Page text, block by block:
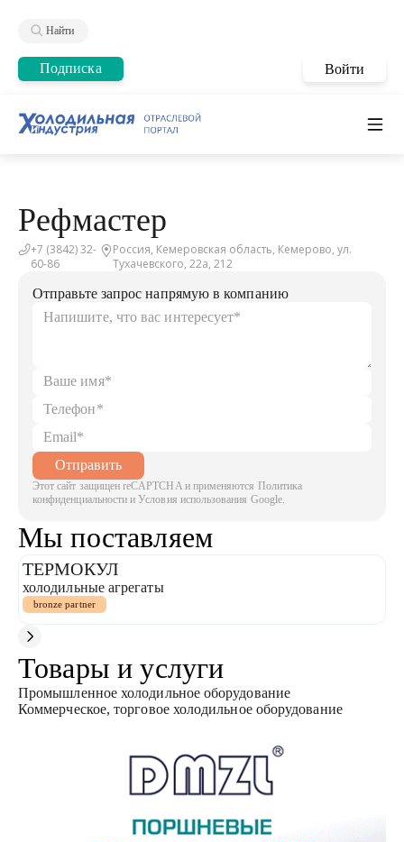
Найти
Подписка Войти
Рефмастер
+7 (3842) 32-
60-86
Россия, Кемеровская область, Кемерово, ул.
Тухачевского, 22а, 212
Отправьте запрос напрямую в компанию
Отправить
Этот сайт защищен reCAPTCHA и применяются Политика
конфиденциальности и Условия использования Google.
Мы поставляем
ТЕРМОКУЛ
холодильные агрегаты
bronze partner
Товары и услуги
Промышленное холодильное оборудование
Коммерческое, торговое холодильное оборудование